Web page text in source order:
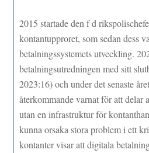
2015 startade den f d
kontantupproret, som sedan dess
betalningssystemets utveckling.
betalningsutredningen med sitt
2023:16) och under det senaste
återkommande varnat för att delar
utan en infrastruktur för
kunna orsaka stora problem i ett
kontanter visar att digitala